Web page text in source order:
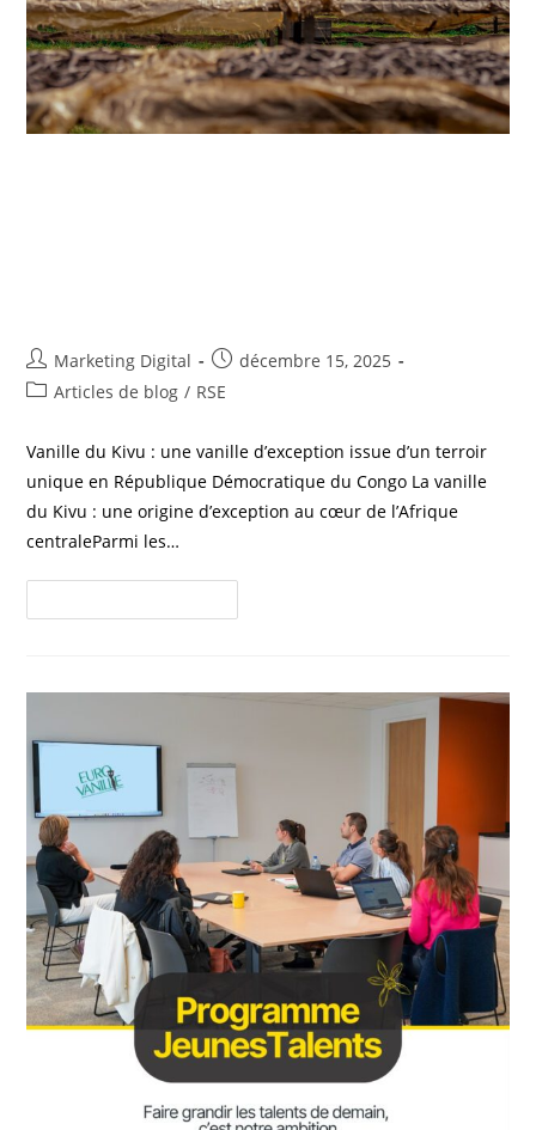
Marketing Digital
décembre 15, 2025
Articles de blog / RSE
Vanille du Kivu : une vanille d’exception issue d’un terroir
unique en République Démocratique du Congo La vanille
du Kivu : une origine d’exception au cœur de l’Afrique
centraleParmi les…